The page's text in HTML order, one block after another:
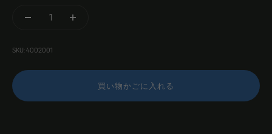
SKU: 4002001
買い物かごに入れる